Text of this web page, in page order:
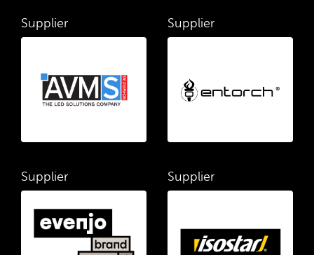
Supplier Supplier
Supplier Supplier